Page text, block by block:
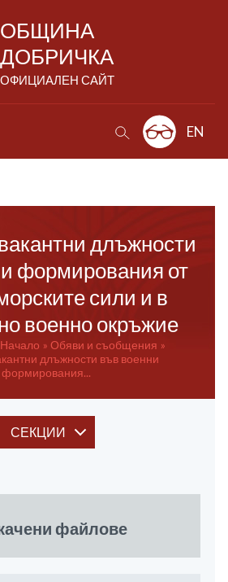
ОБЩИНА
ДОБРИЧКА
ОФИЦИАЛЕН САЙТ
EN
длъжности
формирования от
сили и в
военно окръжие
Начало
Обяви и съобщения
длъжности във военни
формирования...
СЕКЦИИ
файлове